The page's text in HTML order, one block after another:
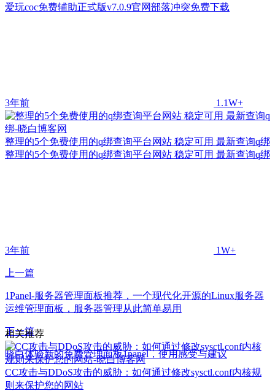
爱玩coc免费辅助正式版v7.0.9官网部落冲突免费下载
3年前 1.1W+
整理的5个免费使用的q绑查询平台网站 稳定可用 最新查询q绑
整理的5个免费使用的q绑查询平台网站 稳定可用 最新查询q绑
3年前 1W+
上一篇
1Panel-服务器管理面板推荐，一个现代化开源的Linux服务器
运维管理面板，服务器管理从此简单易用
下一篇
晓白体验新的免费管理面板1panel，使用感受与建议
相关推荐
CC攻击与DDoS攻击的威胁：如何通过修改sysctl.conf内核规
则来保护您的网站